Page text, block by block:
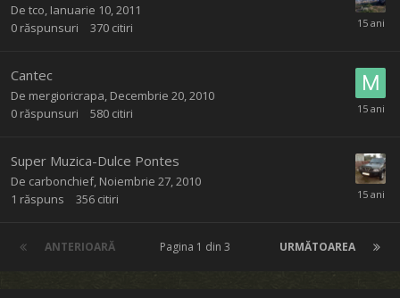
De tco Ianuarie 10, 2011
0 răspunsuri 370 citiri
Cantec
De mergioricrapa Decembrie 20, 2010
0 răspunsuri 580 citiri
Super Muzica-Dulce Pontes
De carbonchief, Noiembrie 27, 2010
1 răspuns 356 citiri
ANTERIOARĂ URMĂTOAREA
Pagina 1 din 3